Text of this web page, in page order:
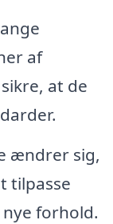
af
at de
ændrer sig,
tilpasse
forhold.